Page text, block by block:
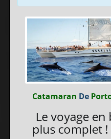
Catamaran De
Le voyage
plus complet !